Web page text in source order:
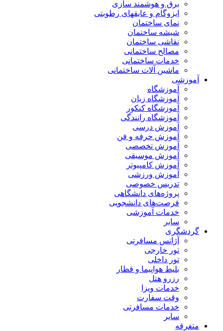
برق و هوشمند سازی
ایزوگام و عایقهای رطوبتی
نمای ساختمان
شیشه ساختمان
نقاشی ساختمان
مصالح ساختمانی
خدمات ساختمانی
ماشین آلات ساختمانی
آموزشی
آموزشگاه
آموزشگاه زبان
آموزشگاه کنکور
آموزشگاه رانندگی
آموزش درسی
آموزش حرفه و فن
آموزش تخصصی
آموزش موسیقی
آموزش کامپیوتر
آموزش ورزشی
تدریس خصوصی
پروژه‌های دانشگاهی
فرصت‌های دانشجویی
خدمات آموزشی
سایر
گردشگری
آژانس مسافرتی
تور خارجی
تور داخلی
بلیط هواپیما و قطار
رزرو هتل
خدمات ویزا
وقت سفارت
خدمات مسافرتی
سایر
متفرقه